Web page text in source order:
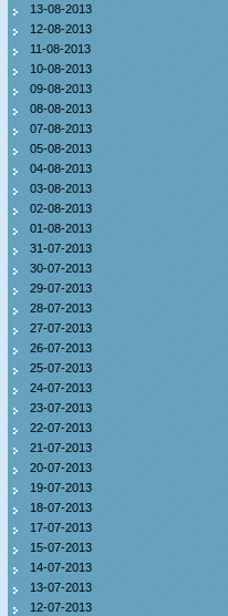
13-08-2013
12-08-2013
11-08-2013
10-08-2013
09-08-2013
08-08-2013
07-08-2013
05-08-2013
04-08-2013
03-08-2013
02-08-2013
01-08-2013
31-07-2013
30-07-2013
29-07-2013
28-07-2013
27-07-2013
26-07-2013
25-07-2013
24-07-2013
23-07-2013
22-07-2013
21-07-2013
20-07-2013
19-07-2013
18-07-2013
17-07-2013
15-07-2013
14-07-2013
13-07-2013
12-07-2013